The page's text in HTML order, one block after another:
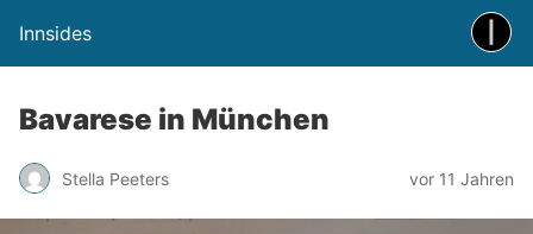
Innsides
Bavarese in München
Stella Peeters vor 11 Jahren